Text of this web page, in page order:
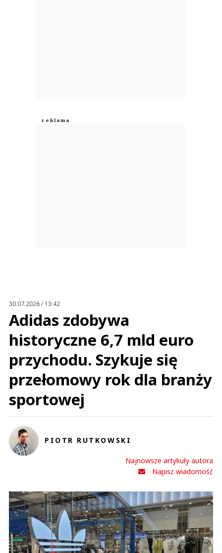
30.07.2026 / 13:42
Adidas zdobywa
historyczne 6,7 mld euro
przychodu. Szykuje się
przełomowy rok dla branży
sportowej
PIOTR RUTKOWSKI
Najnowsze artykuły autora
Napisz wiadomość